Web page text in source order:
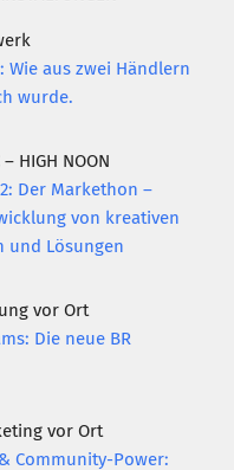
Wie aus zwei Händlern
wurde.
HIGH NOON
Der Markethon –
von kreativen
und Lösungen
vor Ort
Die neue BR
vor Ort
Community-Power: